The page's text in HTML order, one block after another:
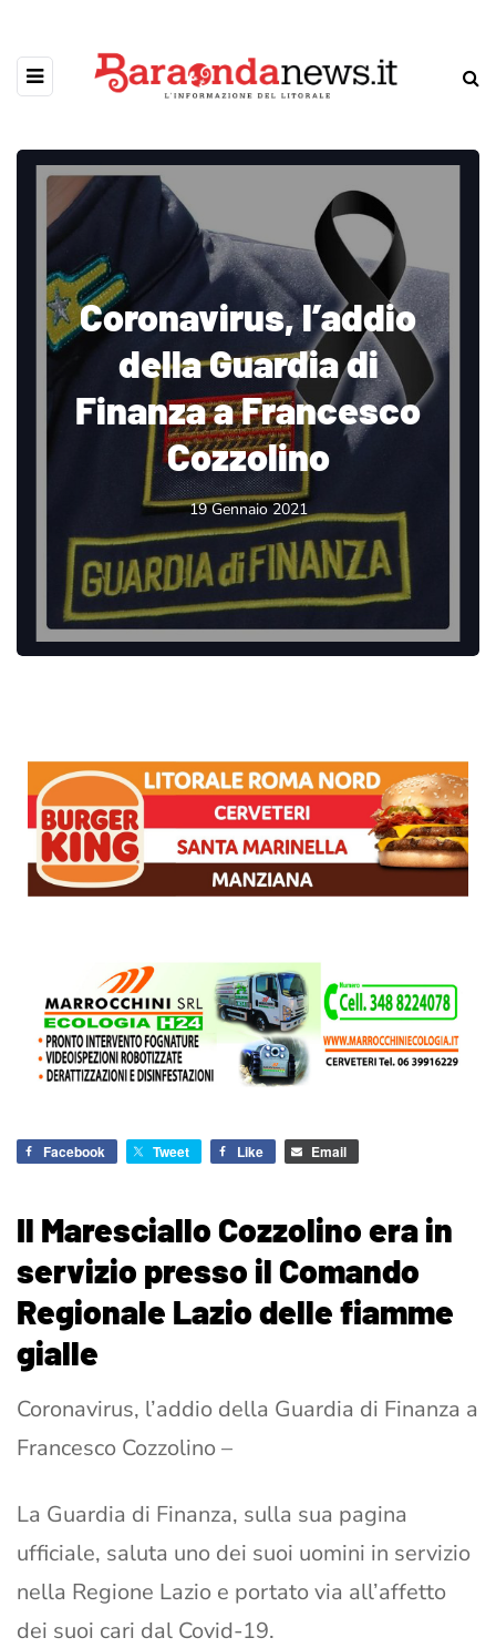
Coronavirus, l’addio
della Guardia di
Finanza a Francesco
Cozzolino
19 Gennaio 2021
Facebook Tweet Like Email
Il Maresciallo Cozzolino era in
servizio presso il Comando
Regionale Lazio delle fiamme
gialle
Coronavirus, l’addio della Guardia di Finanza a
Francesco Cozzolino –
La Guardia di Finanza, sulla sua pagina
ufficiale, saluta uno dei suoi uomini in servizio
nella Regione Lazio e portato via all’affetto
dei suoi cari dal Covid-19.